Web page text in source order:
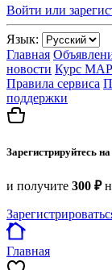
Войти или
Язык:
Главная
новости Курс
Правила сервиса
поддержки
Зарегистрируйтесь
и получите 300 ₽
Главная